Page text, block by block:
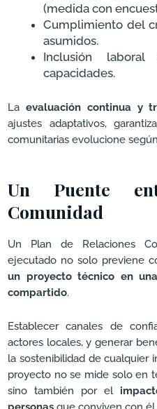
(medida con
Cumplimiento del
asumidos.
Inclusión
capacidades.
La evaluación continua y
ajustes adaptativos,
comunitarias evolucione
Un Puente
Comunidad
Un Plan de Relaciones
ejecutado no solo previene
un proyecto técnico en
compartido.
Establecer canales de
actores locales, y generar
la sostenibilidad de cualquier
proyecto no se mide solo en
sino también por el